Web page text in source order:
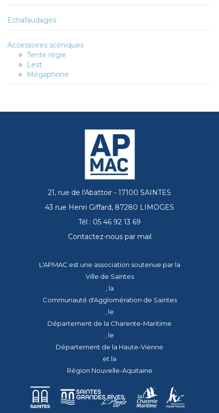
Echafaudages
Accessoires scéniques
Tente régie
Lest
Mégaphone
21, rue de l'Abattoir - 17100 SAINTES
43 rue Henri Giffard, 87280 LIMOGES
Tél : 05 46 92 13 69
Contactez-nous par mail
L'APMAC est une association soutenue par la
Ville de Saintes
, la
Communauté d'Agglomération de Saintes
, le
Département de la Charente-Maritime
, le
Département de la Haute-Vienne
et la
Région Nouvelle-Aquitaine